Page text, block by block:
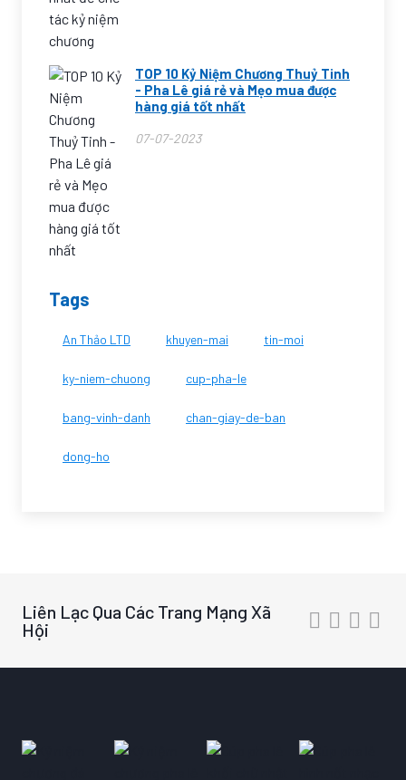
TOP 10 Kỷ Niệm Chương Thuỷ Tinh
- Pha Lê giá rẻ và Mẹo mua được
hàng giá tốt nhất
07-07-2023
Tags
An Thảo LTD khuyen-mai tin-moi
ky-niem-chuong cup-pha-le
bang-vinh-danh chan-giay-de-ban
dong-ho
Liên Lạc Qua Các Trang Mạng Xã
Hội